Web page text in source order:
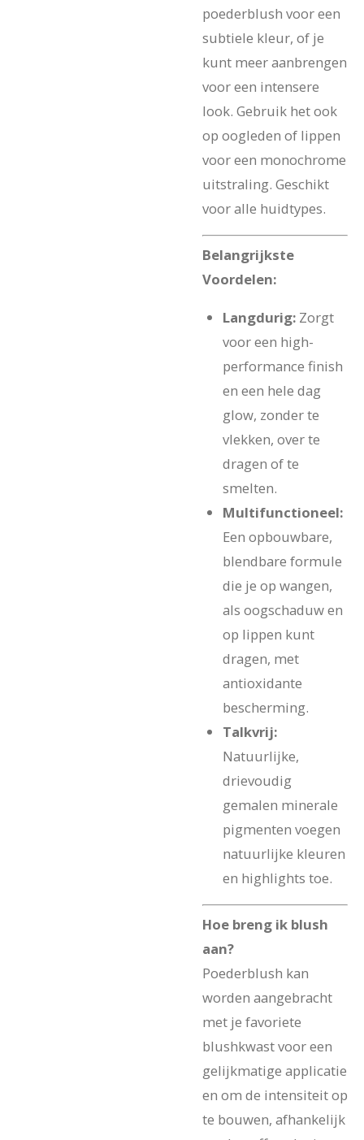
poederblush voor een
subtiele kleur, of je
kunt meer aanbrengen
voor een intensere
look. Gebruik het ook
op oogleden of lippen
voor een monochrome
uitstraling. Geschikt
voor alle huidtypes.
Belangrijkste
Voordelen:
Langdurig: Zorgt
voor een high-
performance finish
en een hele dag
glow, zonder te
vlekken, over te
dragen of te
smelten.
Multifunctioneel:
Een opbouwbare,
blendbare formule
die je op wangen,
als oogschaduw en
op lippen kunt
dragen, met
antioxidante
bescherming.
Talkvrij:
Natuurlijke,
drievoudig
gemalen minerale
pigmenten voegen
natuurlijke kleuren
en highlights toe.
Hoe breng ik blush
aan?
Poederblush kan
worden aangebracht
met je favoriete
blushkwast voor een
gelijkmatige applicatie
en om de intensiteit op
te bouwen, afhankelijk